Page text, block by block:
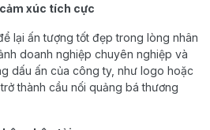
xúc tích cực
lại ấn tượng tốt đẹp trong lòng nhân
doanh nghiệp chuyên nghiệp và
dấu ấn của công ty, như logo hoặc
thành cầu nối quảng bá thương